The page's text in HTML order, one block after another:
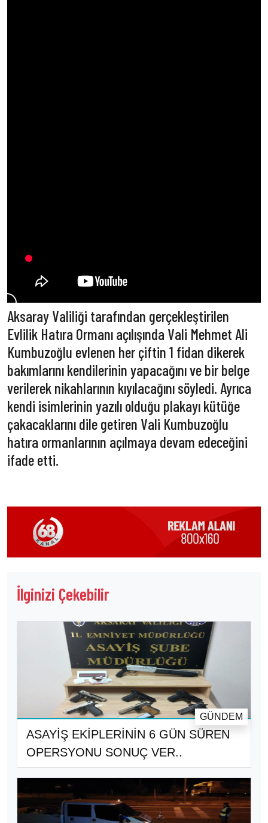
Aksaray Valiliği tarafından gerçekleştirilen
Evlilik Hatıra Ormanı açılışında Vali Mehmet Ali
Kumbuzoğlu evlenen her çiftin 1 fidan dikerek
bakımlarını kendilerinin yapacağını ve bir belge
verilerek nikahlarının kıyılacağını söyledi. Ayrıca
kendi isimlerinin yazılı olduğu plakayı kütüğe
çakacaklarını dile getiren Vali Kumbuzoğlu
hatıra ormanlarının açılmaya devam edeceğini
ifade etti.
İlginizi Çekebilir
ASAYİŞ EKİPLERİNİN 6 GÜN SÜREN
OPERSYONU SONUÇ VER..
GÜNDEM